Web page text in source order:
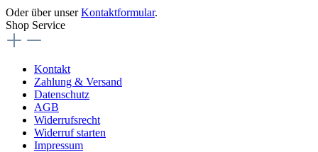
Oder über unserKontaktformular.
Shop Service
Kontakt
Zahlung & Versand
Datenschutz
AGB
Widerrufsrecht
Widerruf starten
Impressum